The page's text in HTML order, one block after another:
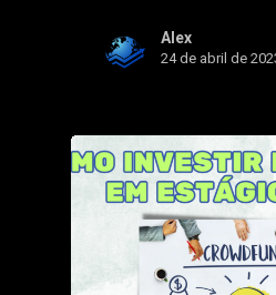
Alex
24 de abril de